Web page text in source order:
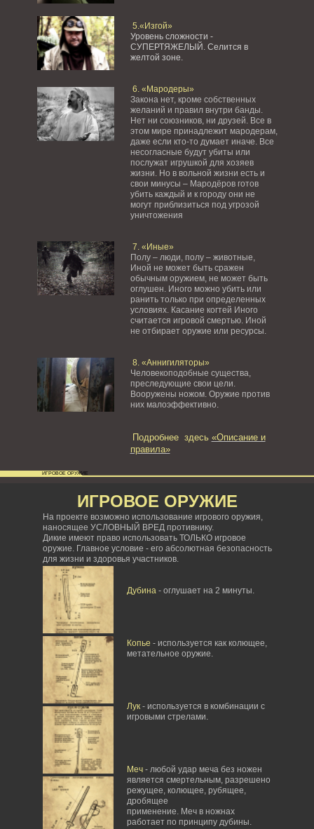
5.«Изгой»
Уровень сложности -
СУПЕРТЯЖЕЛЫЙ. Селится в
желтой зоне.
6. «Мародеры»
Закона нет, кроме собственных
желаний и правил внутри банды.
Нет ни союзников, ни друзей. Все в
этом мире принадлежит мародерам,
даже если кто-то думает иначе. Все
несогласные будут убиты или
послужат игрушкой для хозяев
жизни. Но в вольной жизни есть и
свои минусы – Мародёров готов
убить каждый и к городу они не
могут приблизиться под угрозой
уничтожения
7. «Иные»
Полу – люди, полу – животные,
Иной не может быть сражен
обычным оружием, не может быть
оглушен. Иного можно убить или
ранить только при определенных
условиях. Касание когтей Иного
считается игровой смертью. Иной
не отбирает оружие или ресурсы.
8. «Аннигиляторы»
Человекоподобные существа,
преследующие свои цели.
Вооружены ножом. Оружие против
них малоэффективно.
Подробнее здесь «Описание и
правила»
ИГРОВОЕ ОРУЖИЕ
На проекте возможно использование игрового оружия,
наносящее УСЛОВНЫЙ ВРЕД противнику.
Дикие имеют право использовать ТОЛЬКО игровое
оружие. Главное условие - его абсолютная безопасность
для жизни и здоровья участников.
Дубина- оглушает на 2 минуты.
Копье - используется как колющее,
метательное оружие.
Лук- используется в комбинации с
игровыми стрелами.
Меч- любой удар меча без ножен
является смертельным, разрешено
режущее, колющее, рубящее,
дробящее
применение. Меч в ножнах
работает по принципу дубины.
ИГРОВОЕ ОРУЖИЕ